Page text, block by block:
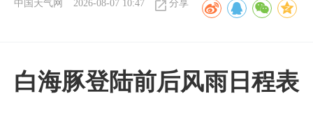
中国天气网 2026-08-07 10:47 分享
白海豚登陆前后风雨日程表